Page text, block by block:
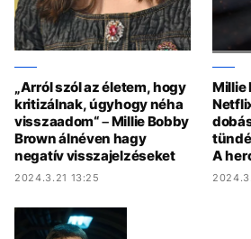
„Arról szól az életem, hogy
kritizálnak, úgyhogy néha
visszaadom“ – Millie Bobby
Brown álnéven hagy
negatív visszajelzéseket
2024.3.21 13:25
Millie
A